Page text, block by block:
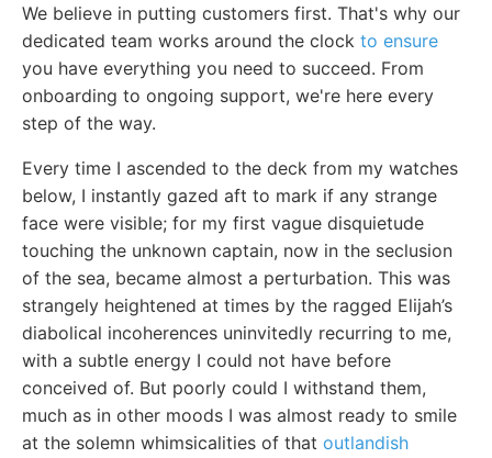
We believe in putting customers first. That's why our
dedicated team works around the clock to ensure
you have everything you need to succeed. From
onboarding to ongoing support, we're here every
step of the way.
Every time I ascended to the deck from my watches
below, I instantly gazed aft to mark if any strange
face were visible; for my first vague disquietude
touching the unknown captain, now in the seclusion
of the sea, became almost a perturbation. This was
strangely heightened at times by the ragged Elijah’s
diabolical incoherences uninvitedly recurring to me,
with a subtle energy I could not have before
conceived of. But poorly could I withstand them,
much as in other moods I was almost ready to smile
at the solemn whimsicalities of that outlandish